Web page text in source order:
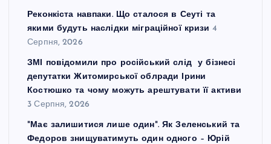
Реконкіста навпаки. Що сталося в Сеуті та
якими будуть наслідки міграційної кризи 4
Серпня, 2026
ЗМІ повідомили про російський слід у бізнесі
депутатки Житомирської облради Ірини
Костюшко та чому можуть арештувати її активи
3 Серпня, 2026
"Має залишитися лише один". Як Зеленський та
Федоров знищуватимуть один одного – Юрій